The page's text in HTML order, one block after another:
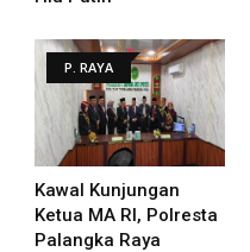
P. RAYA
Kawal Kunjungan
Ketua MA RI, Polresta
Palangka Raya